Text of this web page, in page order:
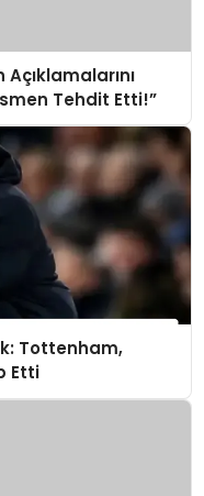
Tehdit Etti!”
Tottenham,
Etti